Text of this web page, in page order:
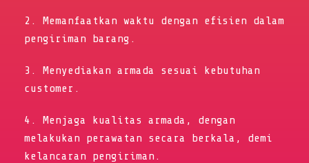
2. Memanfaatkan waktu dengan efisien dalam
pengiriman barang.
3. Menyediakan armada sesuai kebutuhan
customer.
4. Menjaga kualitas armada, dengan
melakukan perawatan secara berkala, demi
kelancaran pengiriman.